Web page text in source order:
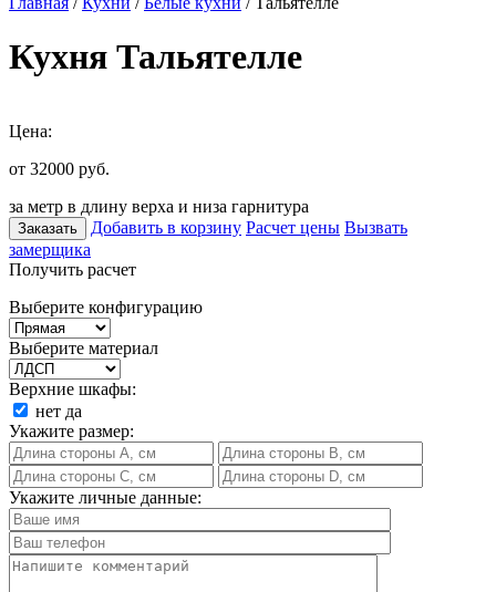
Кухня Тальятелле
Цена:
от 32000 руб.
за метр в длину верха и низа гарнитура
Заказать Добавить в корзину Расчет цены Вызвать
замерщика
Получить расчет
Выберите конфигурацию
Выберите материал
Верхние шкафы:
нет да
Укажите размер:
Укажите личные данные: